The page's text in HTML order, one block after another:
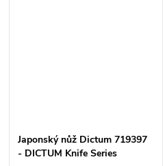
Japonský nůž Dictum 719397
- DICTUM Knife Series